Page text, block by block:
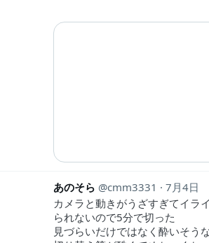
あのそら cmm3331
7月4日
カメラと動きがうざすぎてイラ
られないので5分で切った
見づらいだけではなく酔いそう